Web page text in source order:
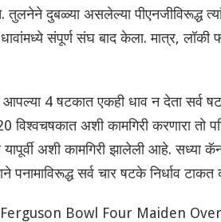
तुलनेने दुबळ्या असलेल्या पीएनजीविरूद्ध
संपूर्ण संघ बाद केला. मात्र, लॉकी
आपल्या 4 षटकात एकही धाव न देता सर्व
विश्वचषकात अशी कामगिरी करणारा तो
यापूर्वी अशी कामगिरी झालेली आहे. सध्या
पनामाविरूद्ध सर्व चार षटके निर्धाव
Bowl Four Maiden